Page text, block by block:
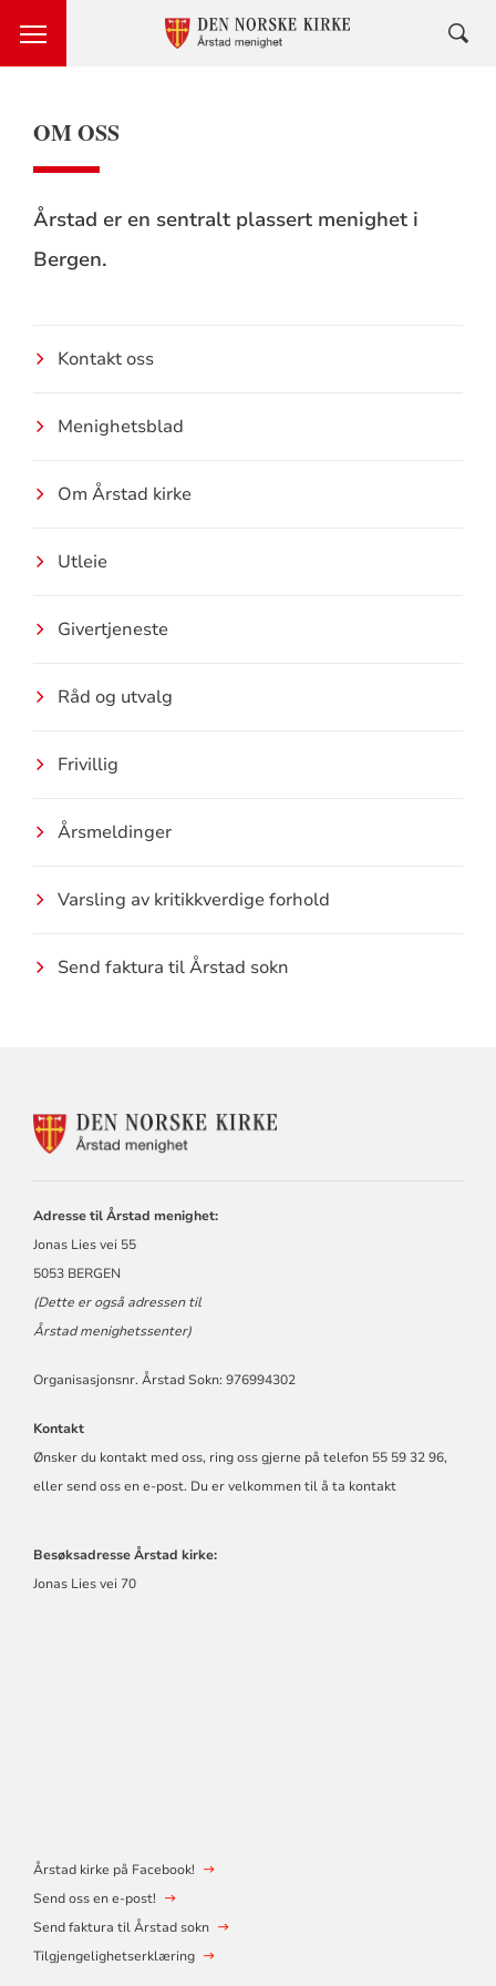
OM OSS
Årstad er en sentralt plassert menighet i
Bergen.
Kontakt oss
Menighetsblad
Om Årstad kirke
Utleie
Givertjeneste
Råd og utvalg
Frivillig
Årsmeldinger
Varsling av kritikkverdige forhold
Send faktura til Årstad sokn
KONTAKTINFORMASJON
Adresse til Årstad menighet:
Jonas Lies vei 55
5053 BERGEN
(Dette er også adressen til
Årstad menighetssenter)
Organisasjonsnr. Årstad Sokn: 976994302
Kontakt
Ønsker du kontakt med oss, ring oss gjerne på telefon 55 59 32 96,
eller send oss en e-post. Du er velkommen til å ta kontakt
Besøksadresse Årstad kirke:
Jonas Lies vei 70
Årstad kirke på Facebook!
Send oss en e-post!
Send faktura til Årstad sokn
Tilgjengelighetserklæring